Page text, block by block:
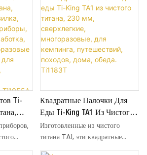
Ti-
Квадратные Палочки Для
Еды Ti-King TA1 Из Чистого
Титана, 230 Мм,
Сверхлегкие, Многоразовые,
Изготовленные из чистого
титана TA1, эти квадратные